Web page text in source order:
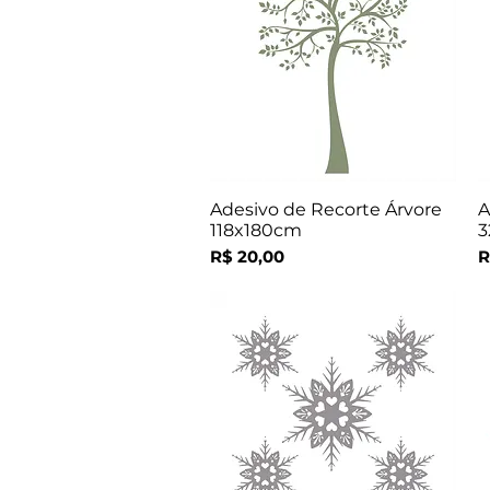
Visualização rápida
Adesivo de Recorte Árvore
118x180cm
Preço
R$ 20,00